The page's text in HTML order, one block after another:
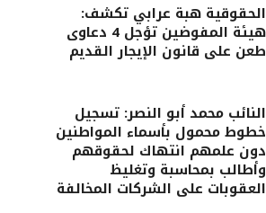
الحقوقية هبة عرابي تكشف:
هيئة المفوضين تؤجل 4 دعاوى
طعن على قانون الإيجار القديم
النائب محمد أبو النصر: تسجيل
خطوط محمول بأسماء المواطنين
دون علمهم انتهاك لحقوقهم
وأطالب بمحاسبة وتغليظ
العقوبات على الشركات المخالفة